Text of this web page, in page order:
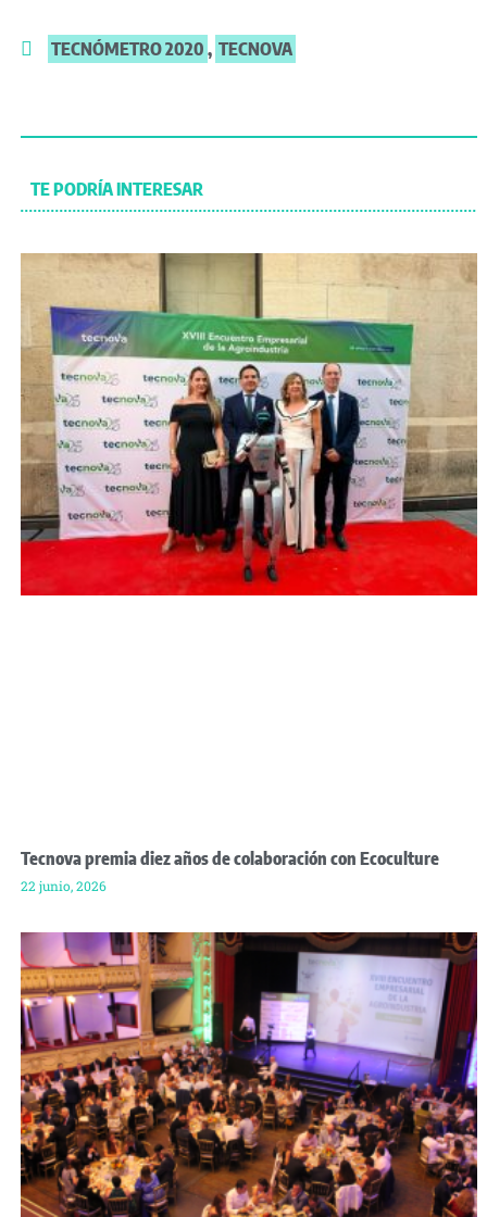
TECNÓMETRO 2020 , TECNOVA
TE PODRÍA INTERESAR
Tecnova premia diez años de colaboración con Ecoculture
22 junio, 2026